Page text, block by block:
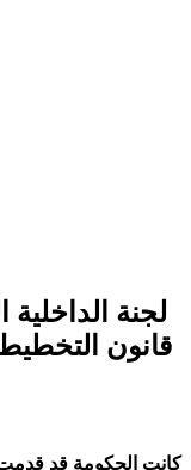
لجنة الداخلية
قانون
كانت الحكومة قد قدمت